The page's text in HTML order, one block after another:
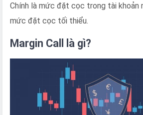
Chính là mức đặt cọc trong tài khoản
mức đặt cọc tối thiểu.
Margin Call là gì?